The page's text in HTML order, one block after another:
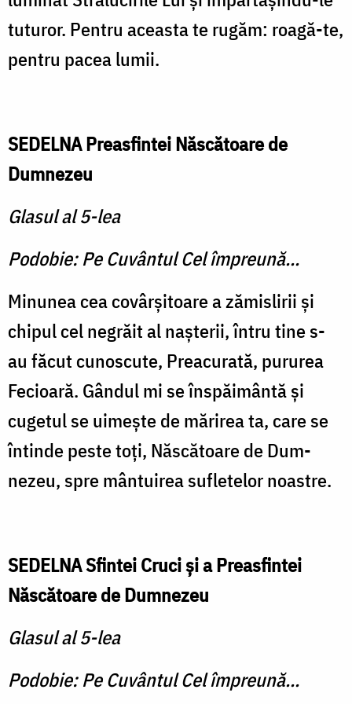
tuturor. Pentru aceas­ta te rugăm: roagă-te,
pentru pacea lumii.
SEDELNA Preasfintei Născătoare de
Dumnezeu
Glasul al 5-lea
Podobie: Pe Cuvântul Cel împreună...
Minunea cea covârşitoare a zămislirii şi
chipul cel negrăit al naşterii, întru tine s-
au făcut cunoscute, Preacurată, pururea
Fecioară. Gândul mi se înspăi­mântă şi
cugetul se uimeşte de mărirea ta, care se
întinde peste toţi, Născătoare de Dum­
nezeu, spre mântuirea suflete­lor noastre.
SEDELNA Sfintei Cruci şi a Preasfintei
Născătoare de Dumnezeu
Glasul al 5-lea
Podobie: Pe Cuvântul Cel împreună...